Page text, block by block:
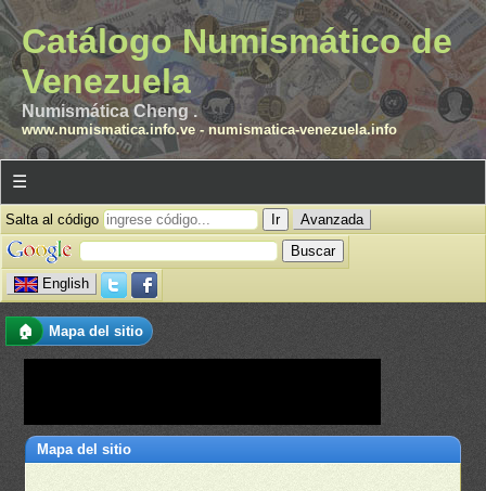
Catálogo Numismático de
Venezuela
Numismática Cheng .
www.numismatica.info.ve- numismatica-venezuela.info
☰
Salta al código Avanzada
English
🏠 Mapa del sitio
Mapa del sitio